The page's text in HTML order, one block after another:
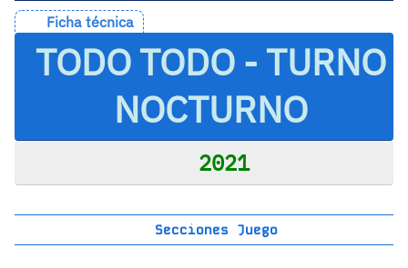
Ficha técnica
TODO TODO - TURNO
NOCTURNO
2021
Secciones Juego